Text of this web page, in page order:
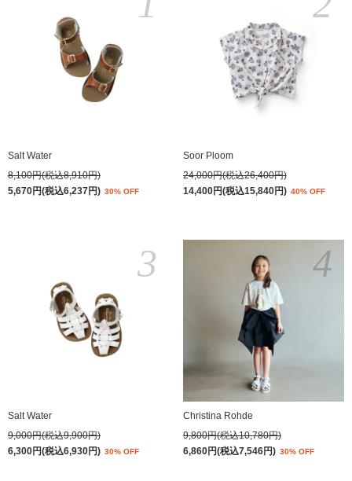
Salt Water
8,100円(税込8,910円)
5,670円(税込6,237円) 30% OFF
Soor Ploom
24,000円(税込26,400円)
14,400円(税込15,840円) 40% OFF
Salt Water
9,000円(税込9,900円)
6,300円(税込6,930円) 30% OFF
3
Christina Rohde
9,800円(税込10,780円)
6,860円(税込7,546円) 30% OFF
4